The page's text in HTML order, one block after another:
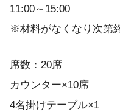
11:00～15:00
※材料がなくなり次第
席数：20席
カウンター×10席
4名掛けテーブル×1